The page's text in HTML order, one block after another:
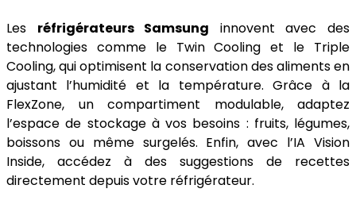
Les réfrigérateurs Samsung innovent avec des
technologies comme le Twin Cooling et le Triple
Cooling, qui optimisent la conservation des aliments en
ajustant l’humidité et la température. Grâce à la
FlexZone, un compartiment modulable, adaptez
l’espace de stockage à vos besoins : fruits, légumes,
boissons ou même surgelés. Enfin, avec l’IA Vision
Inside, accédez à des suggestions de recettes
directement depuis votre réfrigérateur.